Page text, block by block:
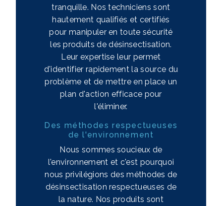
tranquille. Nos techniciens sont
hautement qualifiés et certifiés
pour manipuler en toute sécurité
les produits de désinsectisation.
Leur expertise leur permet
d'identifier rapidement la source du
problème et de mettre en place un
plan d'action efficace pour
l'éliminer.
Des méthodes respectueuses
de l'environnement
Nous sommes soucieux de
l'environnement et c'est pourquoi
nous privilégions des méthodes de
désinsectisation respectueuses de
la nature. Nos produits sont